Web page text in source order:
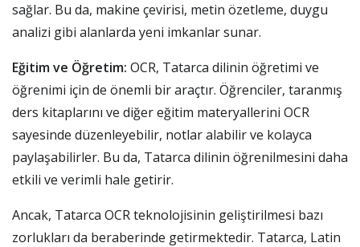
sağlar. Bu da, makine çevirisi, metin özetleme, duygu
analizi gibi alanlarda yeni imkanlar sunar.
Eğitim ve Öğretim: OCR, Tatarca dilinin öğretimi ve
öğrenimi için de önemli bir araçtır. Öğrenciler, taranmış
ders kitaplarını ve diğer eğitim materyallerini OCR
sayesinde düzenleyebilir, notlar alabilir ve kolayca
paylaşabilirler. Bu da, Tatarca dilinin öğrenilmesini daha
etkili ve verimli hale getirir.
Ancak, Tatarca OCR teknolojisinin geliştirilmesi bazı
zorlukları da beraberinde getirmektedir. Tatarca, Latin